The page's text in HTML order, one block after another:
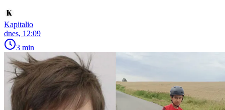
Kapitalio
dnes, 12:09
3 min